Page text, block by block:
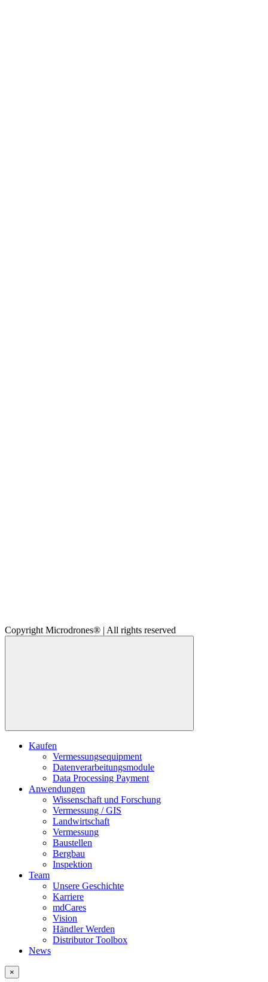
Copyright Microdrones® | All rights reserved
Kaufen
Vermessungsequipment
Datenverarbeitungsmodule
Data Processing Payment
Anwendungen
Wissenschaft und Forschung
Vermessung / GIS
Landwirtschaft
Vermessung
Baustellen
Bergbau
Inspektion
Team
Unsere Geschichte
Karriere
mdCares
Vision
Händler Werden
Distributor Toolbox
News
×